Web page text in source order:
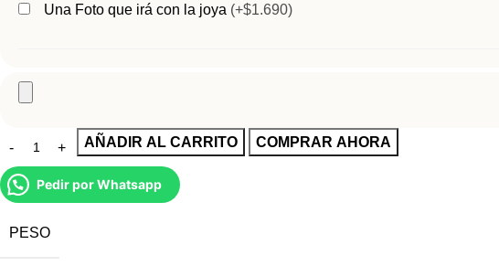
Una Foto que irá con la joya (+$1.690)
AÑADIR AL CARRITO COMPRAR AHORA
Pedir por Whatsapp
PESO